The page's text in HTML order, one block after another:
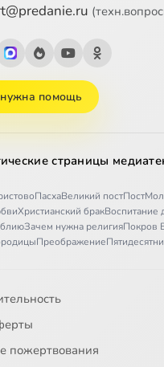
помощь
страницы
ПасхаВеликий постПост
Христианский бракВоспитание
Зачем нужна религияПокров
Преображение
пожертвования